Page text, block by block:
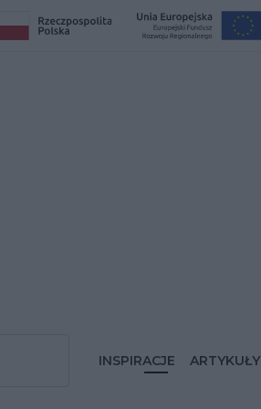
INSPIRACJE ARTYKUŁY